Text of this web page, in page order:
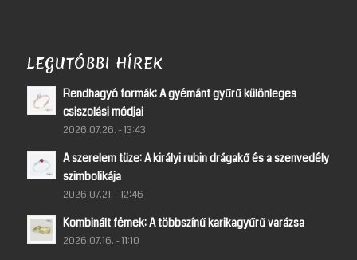
LEGUTÓBBI HÍREK
Rendhagyó formák: A gyémánt gyűrű különleges
csiszolási módjai
2026.07.26. - 13:43
A szerelem tüze: A királyi rubin drágakő és a szenvedély
szimbolikája
2026.07.21. - 12:46
Kombinált fémek: A többszínű karikagyűrű varázsa
2026.07.16. - 11:10